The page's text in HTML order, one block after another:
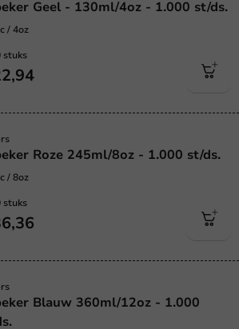
Geel - 130ml/4oz - 1.000 st/ds.
/ 4oz
stuks
Roze 245ml/8oz - 1.000 st/ds.
/ 8oz
stuks
Blauw 360ml/12oz - 1.000